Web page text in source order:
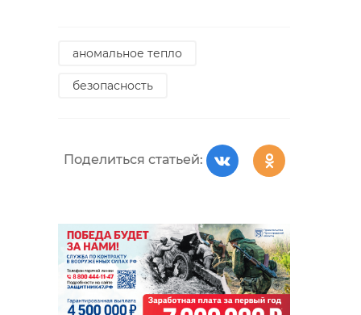
аномальное тепло
безопасность
Поделиться статьей:
Как капремонт
прое ...
01 апреля 2025, 13:52